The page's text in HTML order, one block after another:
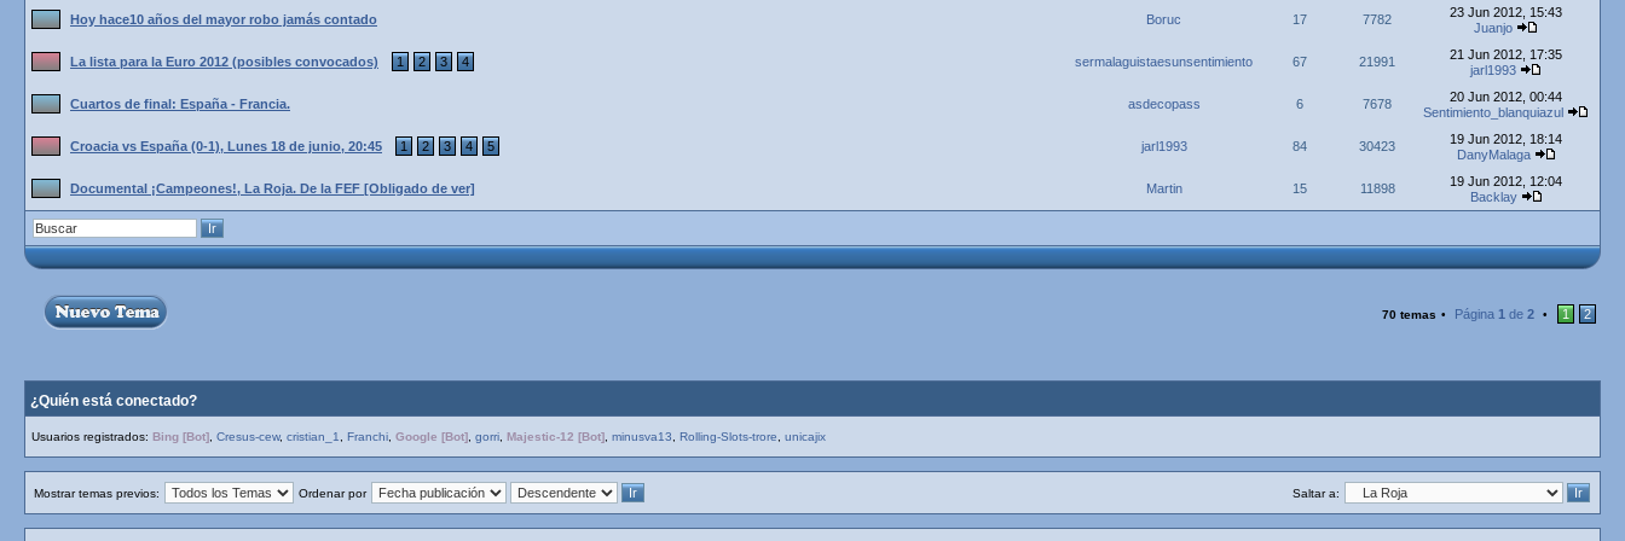
Hoy hace10 años del mayor robo jamás contado Boruc 17 7782
23 Jun 2012, 15:43
Juanjo
La lista para la Euro 2012 (posibles convocados) 1 2 3 4 sermalaguistaesunsentimiento 67 21991
21 Jun 2012, 17:35
jarl1993
Cuartos de final: España - Francia. asdecopass 6 7678
20 Jun 2012, 00:44
Sentimiento_blanquiazul
Croacia vs España (0-1), Lunes 18 de junio, 20:45 1 2 3 4 5 jarl1993 84 30423
19 Jun 2012, 18:14
DanyMalaga
Documental ¡Campeones!, La Roja. De la FEF [Obligado de ver] Martin 15 11898
19 Jun 2012, 12:04
Backlay
70 temas • Página 1 de 2 • 1 2
¿Quién está conectado?
Usuarios registrados: Bing [Bot] Cresus-cew, cristian_1 Franchi Google [Bot] gorri Majestic-12 [Bot] minusva13 Rolling-Slots-trore unicajix
Mostrar temas previos: Ordenar por Saltar a: